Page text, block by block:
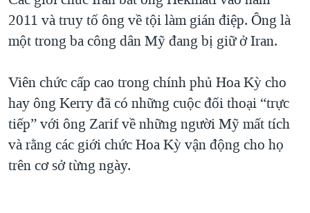
2011 và truy tố ông về tội làm gián điệp. Ông là
một trong ba công dân Mỹ đang bị giữ ở Iran.
Viên chức cấp cao trong chính phủ Hoa Kỳ cho
hay ông Kerry đã có những cuộc đối thoại “trực
tiếp” với ông Zarif về những người Mỹ mất tích
và rằng các giới chức Hoa Kỳ vận động cho họ
trên cơ sở từng ngày.